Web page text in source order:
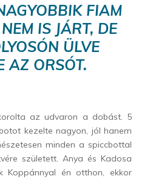
FIAM
IS JÁRT, DE
ÜLVE
AZ ORSÓT.
az udvaron a dobást. 5
kezelte nagyon, jól hanem
minden a spiccbottal
született. Anya és Kadosa
Koppánnyal én otthon, ekkor